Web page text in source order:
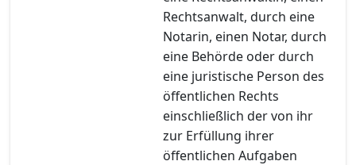
Rechtsanwalt, durch eine
Notarin, einen Notar, durch
eine Behörde oder durch
eine juristische Person des
öffentlichen Rechts
einschließlich der von ihr
zur Erfüllung ihrer
öffentlichen Aufgaben